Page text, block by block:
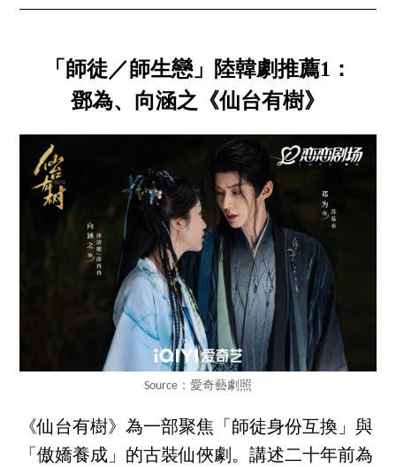
「師徒／師生戀」陸韓劇推薦1：
鄧為、向涵之《仙台有樹》
Source：愛奇藝劇照
《仙台有樹》為一部聚焦「師徒身份互換」與
「傲嬌養成」的古裝仙俠劇。講述二十年前為